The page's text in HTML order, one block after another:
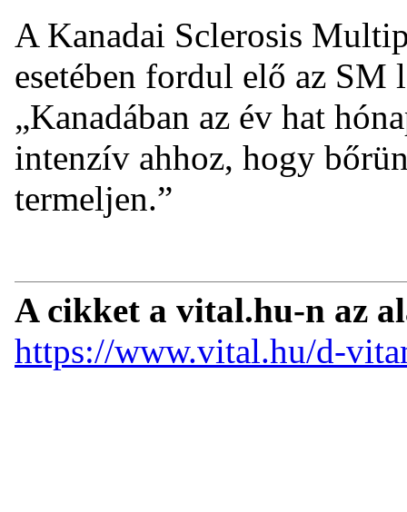
A Kanadai Sclerosis
esetében fordul elő az SM
„Kanadában az év hat
intenzív ahhoz, hogy
termeljen.”
A cikket a vital.hu-n az
https://www.vital.hu/d-